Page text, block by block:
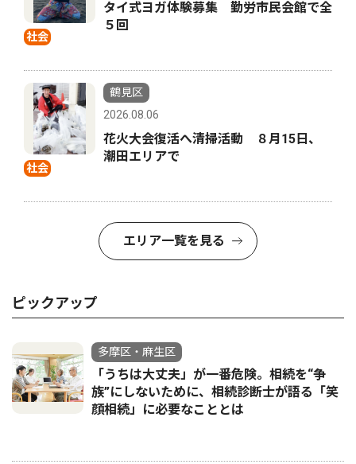
社会
タイ式ヨガ体験募集 勤労市民会館で全
５回
社会
鶴見区
2026.08.06
花火大会復活へ清掃活動 ８月15日、
潮田エリアで
エリア一覧を見る
ピックアップ
多摩区・麻生区
「うちは大丈夫」が一番危険。相続を“争
族”にしないために、相続診断士が語る「笑
顔相続」に必要なこととは